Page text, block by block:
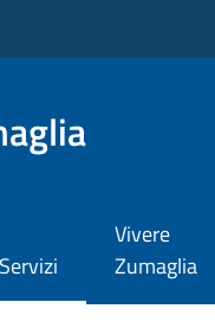
Servizi
Vivere
Zumaglia